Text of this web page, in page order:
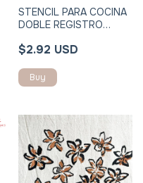
STENCIL PARA COCINA
DOBLE REGISTRO
$2.92 USD
Buy